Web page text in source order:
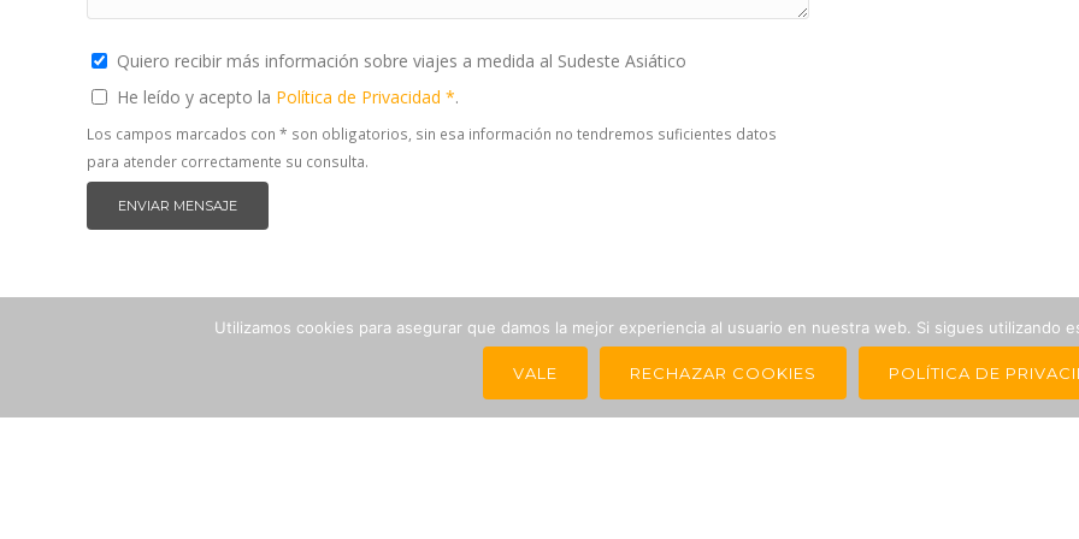
Quiero recibir más información sobre viajes a medida al Sudeste Asiático
He leído y acepto la Política de Privacidad *.
Los campos marcados con * son obligatorios, sin esa información no tendremos suficientes datos
para atender correctamente su consulta.
Utilizamos cookies para asegurar que damos la mejor experiencia al usuario en nuestra web. Si sigues utilizando
VALE RECHAZAR COOKIES POLÍTICA DE